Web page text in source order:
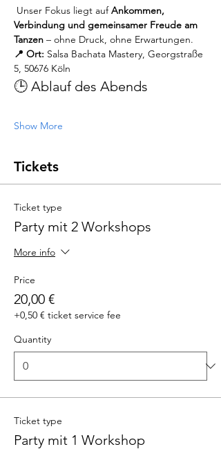
Unser Fokus liegt auf Ankommen,
Verbindung und gemeinsamer Freude am
Tanzen – ohne Druck, ohne Erwartungen.
📍 Ort: Salsa Bachata Mastery, Georgstraße
5, 50676 Köln
🕒 Ablauf des Abends
Show More
Tickets
Ticket type
Party mit 2 Workshops
More info
Price
20,00 €
+0,50 € ticket service fee
Quantity
Ticket type
Party mit 1 Workshop